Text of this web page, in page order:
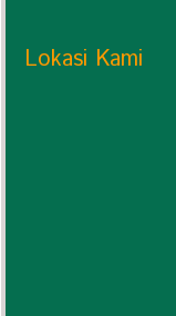
Lokasi Kami